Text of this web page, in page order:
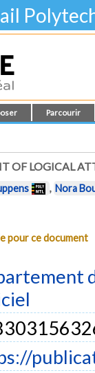
Parcourir
OF LOGICAL
, Nora
pour ce document